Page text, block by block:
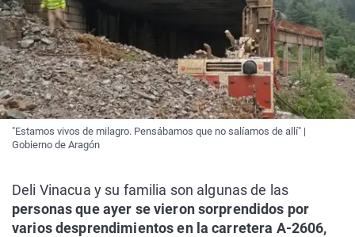
"Estamos vivos de milagro. Pensábamos que no salíamos de allí" |
Gobierno de Aragón
Deli Vinacua y su familia son algunas de las
personas que ayer se vieron sorprendidos por
varios desprendimientos en la carretera A-2606,